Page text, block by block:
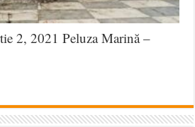
2, 2021 Peluza Marină –